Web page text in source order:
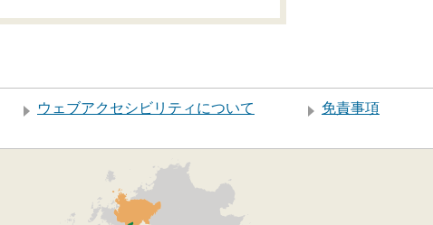
ウェブアクセシビリティについて
免責事項